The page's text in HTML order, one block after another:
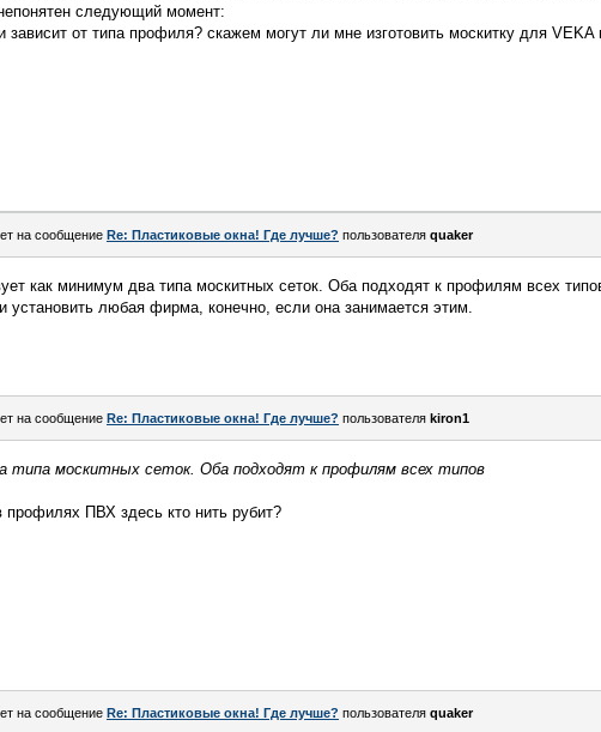
следующий момент:
зависит от типа профиля? скажем могут ли мне изготовить москитку для
на сообщение Re: Пластиковые окна! Где лучше? пользователя quaker
как минимум два типа москитных сеток. Оба подходят к профилям всех
установить любая фирма, конечно, если она занимается этим.
на сообщение Re: Пластиковые окна! Где лучше? пользователя kiron1
типа москитных сеток. Оба подходят к профилям всех типов
профилях ПВХ здесь кто нить рубит?
на сообщение Re: Пластиковые окна! Где лучше? пользователя quaker